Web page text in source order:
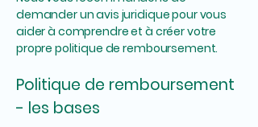
demander un avis juridique pour vous
aider à comprendre et à créer votre
propre politique de remboursement.
Politique de remboursement
- les bases